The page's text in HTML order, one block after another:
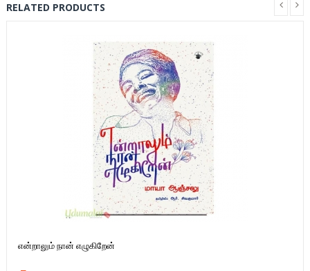
RELATED PRODUCTS
என்றாலும் நான் எழுகிறேன்